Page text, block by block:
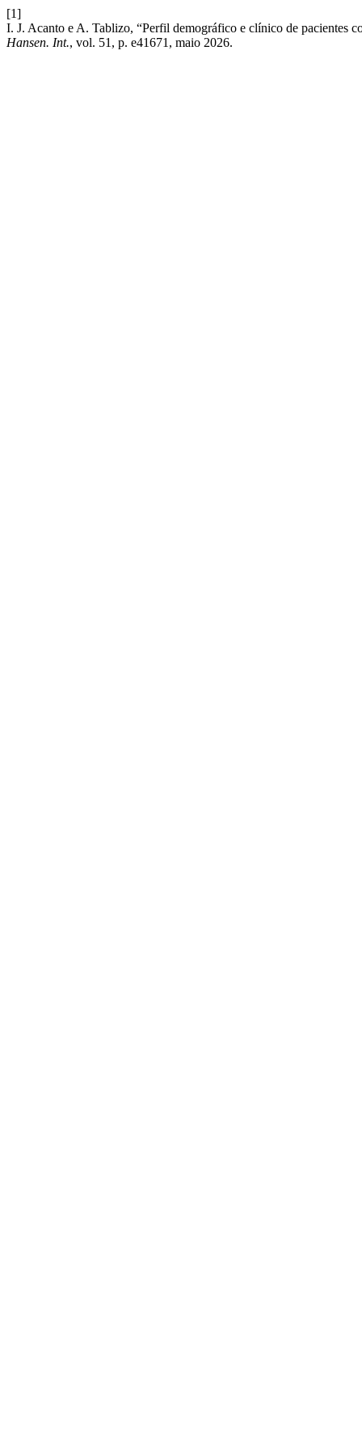
[1]
I. J. Acanto e A. Tablizo, “Perfil demográfico e clínico de pacientes
Hansen. Int., vol. 51, p. e41671, maio 2026.